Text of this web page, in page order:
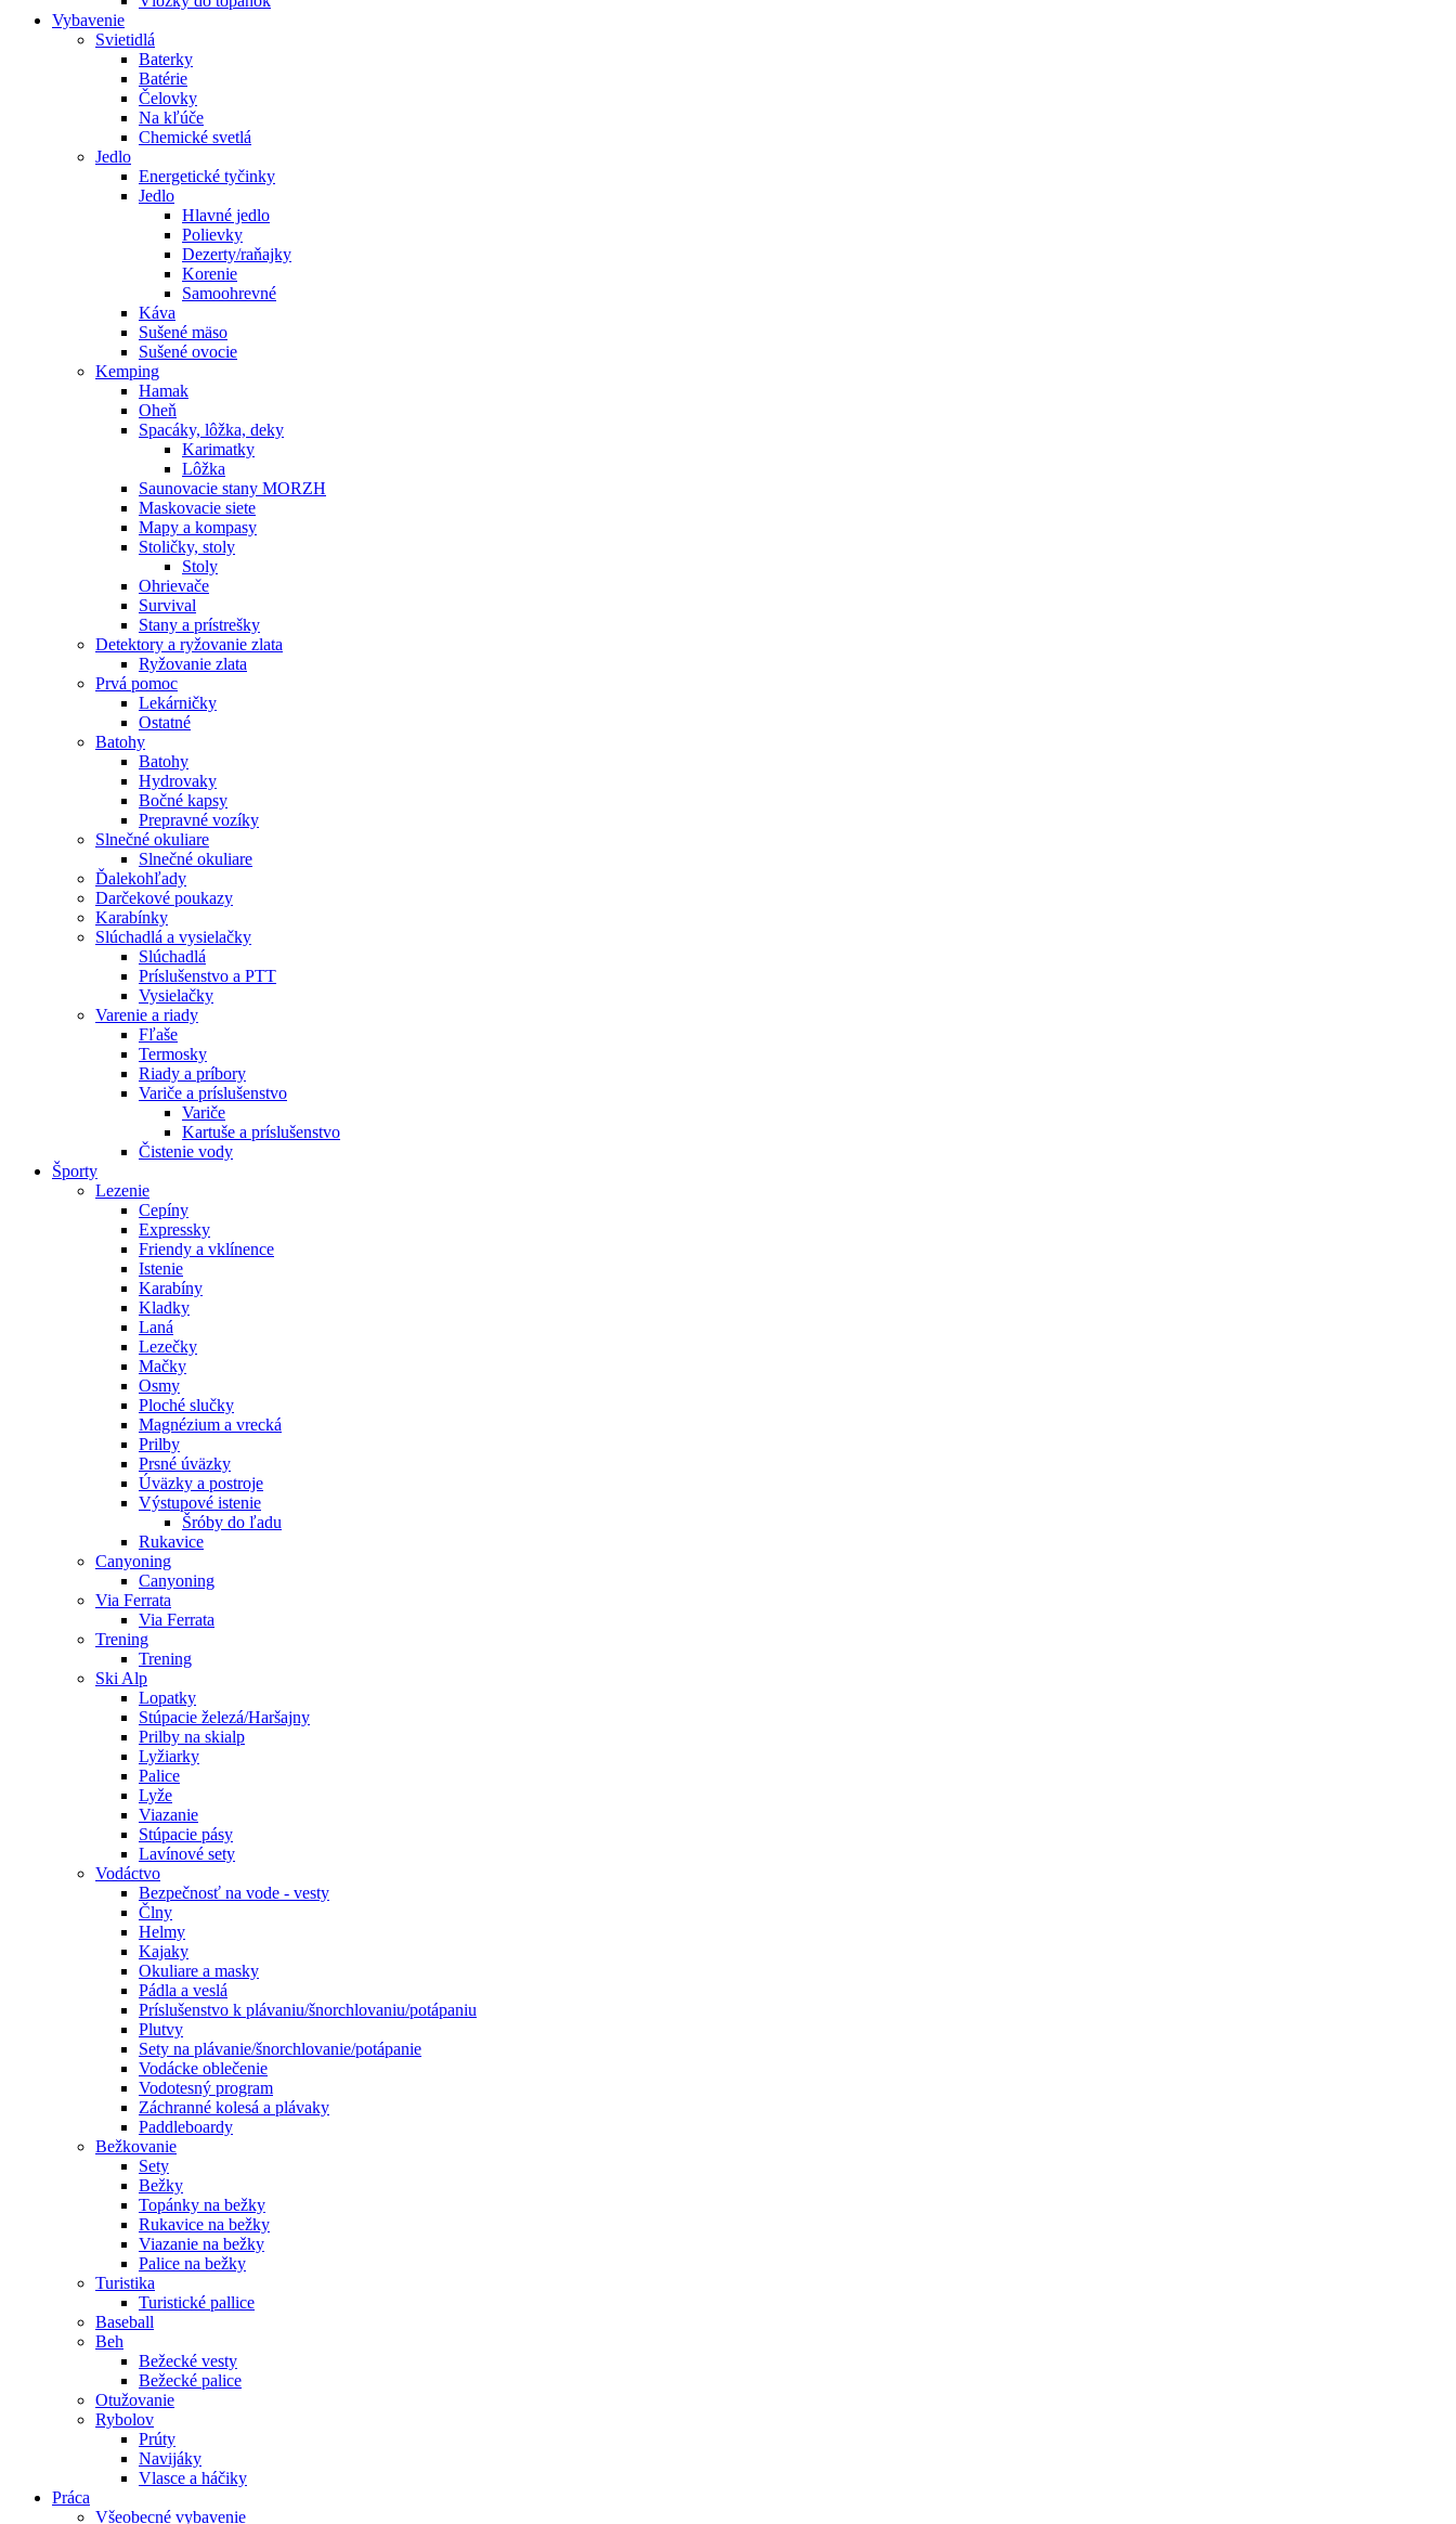
Vybavenie
Svietidlá
Baterky
Batérie
Čelovky
Na kľúče
Chemické svetlá
Jedlo
Energetické tyčinky
Jedlo
Hlavné jedlo
Polievky
Dezerty/raňajky
Korenie
Samoohrevné
Káva
Sušené mäso
Sušené ovocie
Kemping
Hamak
Oheň
Spacáky, lôžka, deky
Karimatky
Lôžka
Saunovacie stany MORZH
Maskovacie siete
Mapy a kompasy
Stoličky, stoly
Stoly
Ohrievače
Survival
Stany a prístrešky
Detektory a ryžovanie zlata
Ryžovanie zlata
Prvá pomoc
Lekárničky
Ostatné
Batohy
Batohy
Hydrovaky
Bočné kapsy
Prepravné vozíky
Slnečné okuliare
Slnečné okuliare
Ďalekohľady
Darčekové poukazy
Karabínky
Slúchadlá a vysielačky
Slúchadlá
Príslušenstvo a PTT
Vysielačky
Varenie a riady
Fľaše
Termosky
Riady a príbory
Variče a príslušenstvo
Variče
Kartuše a príslušenstvo
Čistenie vody
Športy
Lezenie
Cepíny
Expressky
Friendy a vklínence
Istenie
Karabíny
Kladky
Laná
Lezečky
Mačky
Osmy
Ploché slučky
Magnézium a vrecká
Prilby
Prsné úväzky
Úväzky a postroje
Výstupové istenie
Šróby do ľadu
Rukavice
Canyoning
Canyoning
Via Ferrata
Via Ferrata
Trening
Trening
Ski Alp
Lopatky
Stúpacie železá/Haršajny
Prilby na skialp
Lyžiarky
Palice
Lyže
Viazanie
Stúpacie pásy
Lavínové sety
Vodáctvo
Bezpečnosť na vode - vesty
Člny
Helmy
Kajaky
Okuliare a masky
Pádla a veslá
Príslušenstvo k plávaniu/šnorchlovaniu/potápaniu
Plutvy
Sety na plávanie/šnorchlovanie/potápanie
Vodácke oblečenie
Vodotesný program
Záchranné kolesá a plávaky
Paddleboardy
Bežkovanie
Sety
Bežky
Topánky na bežky
Rukavice na bežky
Viazanie na bežky
Palice na bežky
Turistika
Turistické pallice
Baseball
Beh
Bežecké vesty
Bežecké palice
Otužovanie
Rybolov
Prúty
Navijáky
Vlasce a háčiky
Práca
Všeobecné vybavenie